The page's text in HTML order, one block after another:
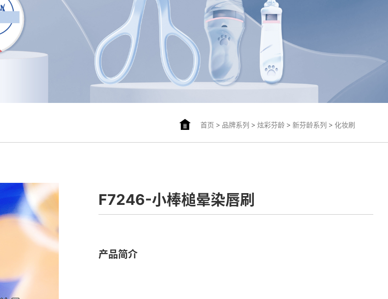
首页 > 品牌系列 > 炫彩芬龄> 新芬龄系列 > 化妆刷
F7246-小棒槌晕染唇刷
产品简介